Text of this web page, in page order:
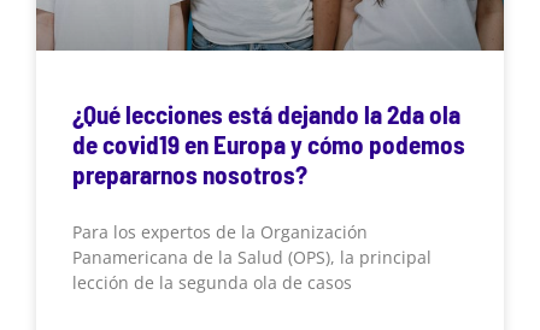
¿Qué lecciones está dejando la 2da ola
de covid19 en Europa y cómo podemos
prepararnos nosotros?
Para los expertos de la Organización
Panamericana de la Salud (OPS), la principal
lección de la segunda ola de casos